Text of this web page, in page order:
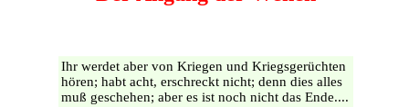
Ihr werdet aber von Kriegen und Kriegsgerüchten
hören; habt acht, erschreckt nicht; denn dies alles
muß geschehen; aber es ist noch nicht das Ende....